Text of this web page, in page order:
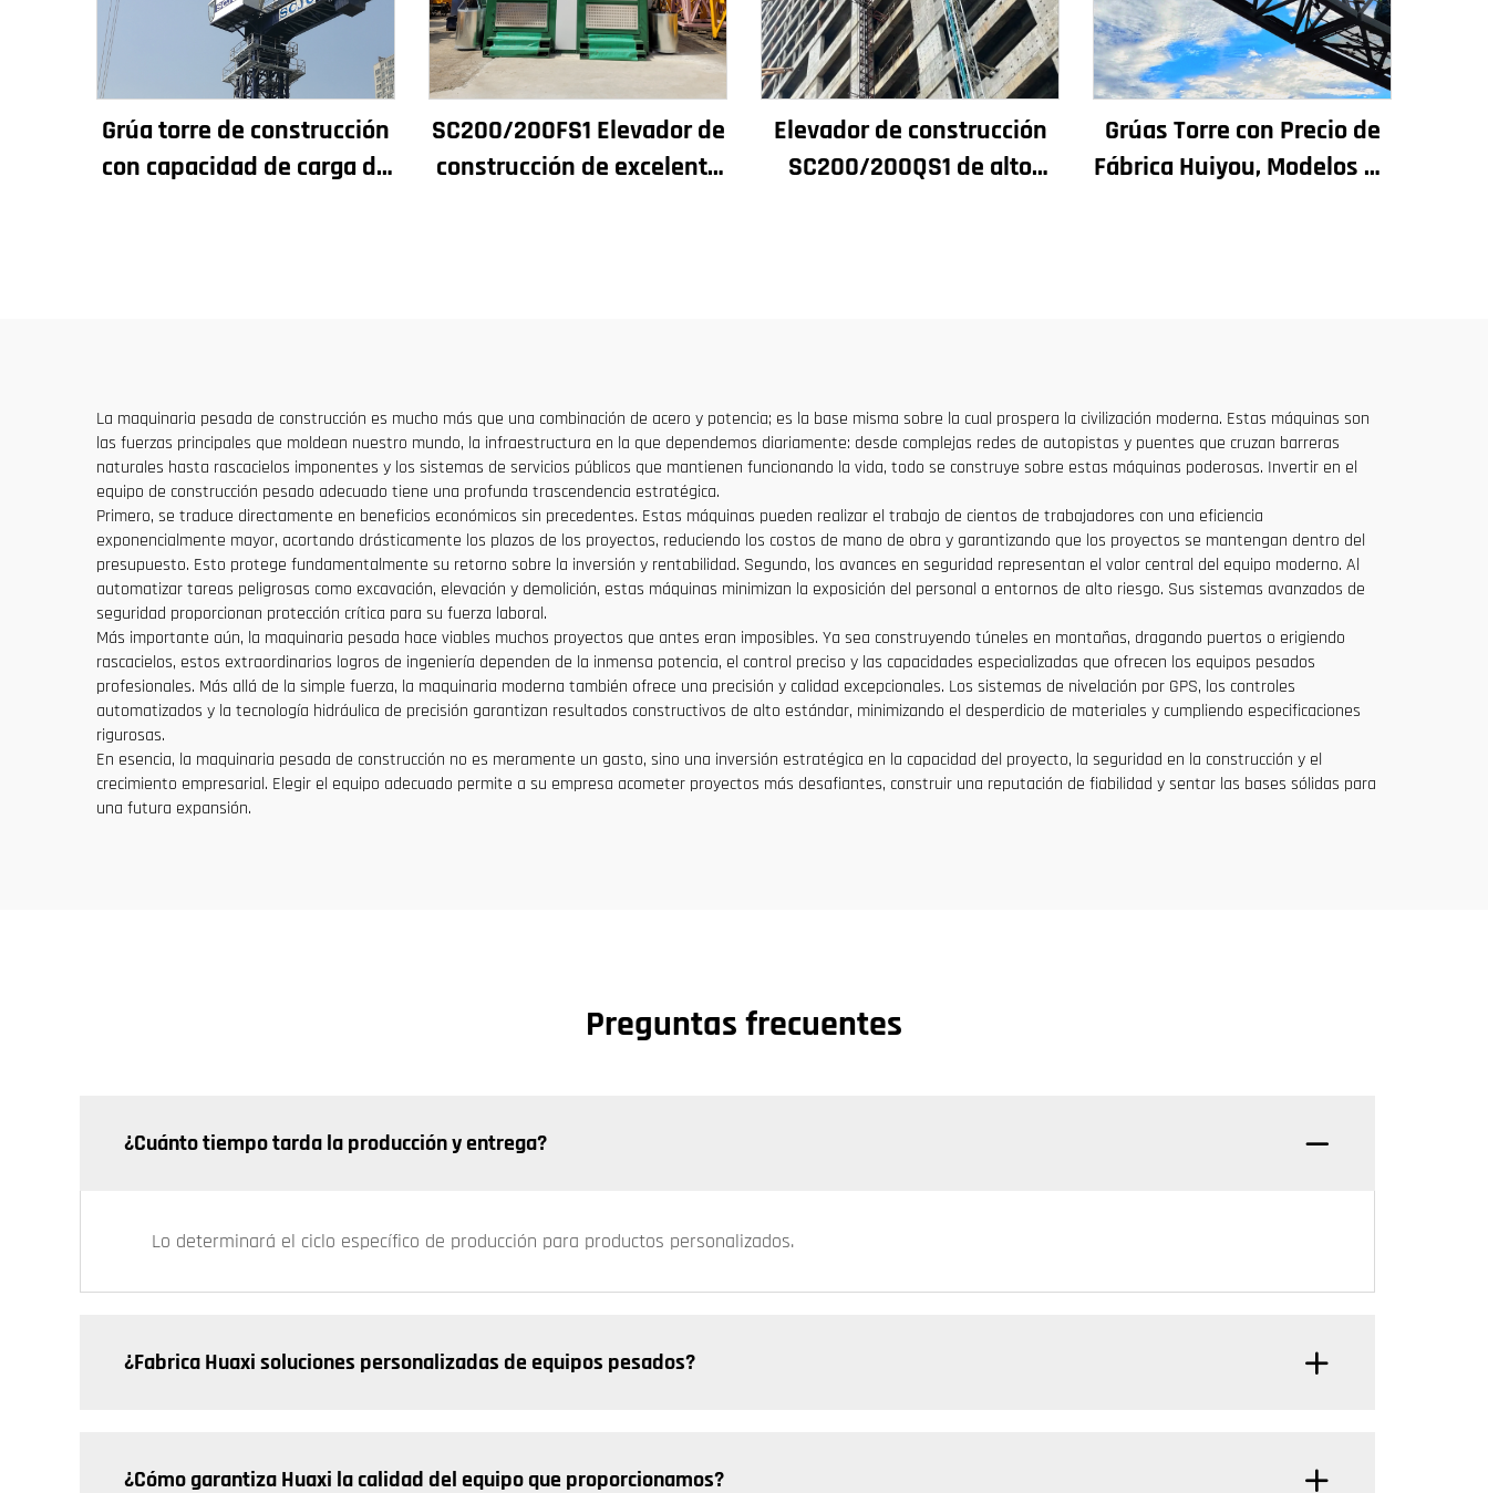
Grúa torre de construcción
con capacidad de carga de
SC200/200FS1 Elevador de
construcción de excelente
Elevador de construcción
SC200/200QS1 de alto
Grúas Torre con Precio de
Fábrica Huiyou, Modelos de
La maquinaria pesada de construcción es mucho más que una combinación de acero y potencia; es la base misma sobre la cual prospera la civilización moderna. Estas máquinas son
las fuerzas principales que moldean nuestro mundo, la infraestructura en la que dependemos diariamente: desde complejas redes de autopistas y puentes que cruzan barreras
naturales hasta rascacielos imponentes y los sistemas de servicios públicos que mantienen funcionando la vida, todo se construye sobre estas máquinas poderosas. Invertir en el
equipo de construcción pesado adecuado tiene una profunda trascendencia estratégica.
Primero, se traduce directamente en beneficios económicos sin precedentes. Estas máquinas pueden realizar el trabajo de cientos de trabajadores con una eficiencia
exponencialmente mayor, acortando drásticamente los plazos de los proyectos, reduciendo los costos de mano de obra y garantizando que los proyectos se mantengan dentro del
presupuesto. Esto protege fundamentalmente su retorno sobre la inversión y rentabilidad. Segundo, los avances en seguridad representan el valor central del equipo moderno. Al
automatizar tareas peligrosas como excavación, elevación y demolición, estas máquinas minimizan la exposición del personal a entornos de alto riesgo. Sus sistemas avanzados de
seguridad proporcionan protección crítica para su fuerza laboral.
Más importante aún, la maquinaria pesada hace viables muchos proyectos que antes eran imposibles. Ya sea construyendo túneles en montañas, dragando puertos o erigiendo
rascacielos, estos extraordinarios logros de ingeniería dependen de la inmensa potencia, el control preciso y las capacidades especializadas que ofrecen los equipos pesados
profesionales. Más allá de la simple fuerza, la maquinaria moderna también ofrece una precisión y calidad excepcionales. Los sistemas de nivelación por GPS, los controles
automatizados y la tecnología hidráulica de precisión garantizan resultados constructivos de alto estándar, minimizando el desperdicio de materiales y cumpliendo especificaciones
rigurosas.
En esencia, la maquinaria pesada de construcción no es meramente un gasto, sino una inversión estratégica en la capacidad del proyecto, la seguridad en la construcción y el
crecimiento empresarial. Elegir el equipo adecuado permite a su empresa acometer proyectos más desafiantes, construir una reputación de fiabilidad y sentar las bases sólidas para
una futura expansión.
Preguntas frecuentes
¿Cuánto tiempo tarda la producción y entrega?
Lo determinará el ciclo específico de producción para productos personalizados.
¿Fabrica Huaxi soluciones personalizadas de equipos pesados?
¿Cómo garantiza Huaxi la calidad del equipo que proporcionamos?